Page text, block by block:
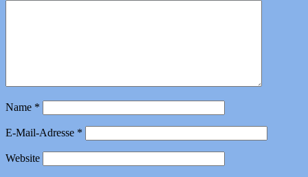
Name *
E-Mail-Adresse *
Website